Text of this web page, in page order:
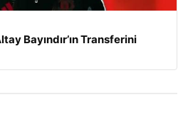
Bayındır’ın Transferini